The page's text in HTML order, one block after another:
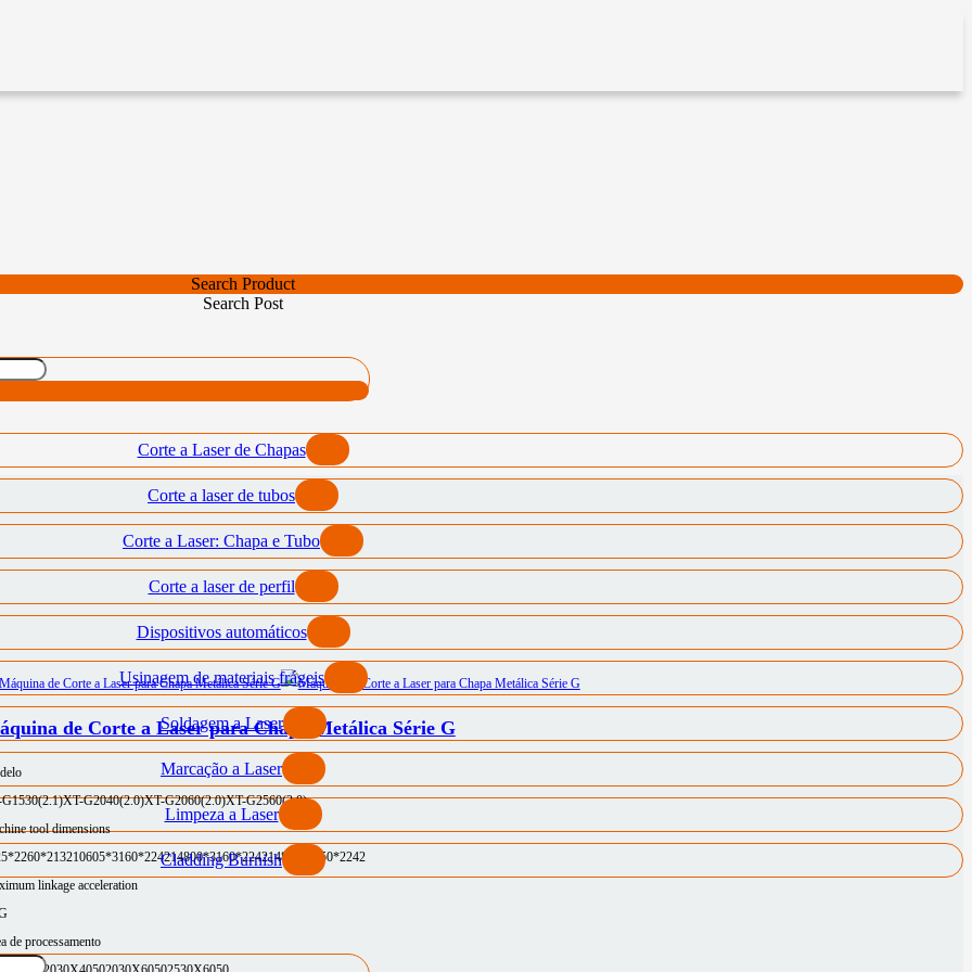
de Corte a Laser para Chapa Metálica Série G
XT-G2040(2.0)XT-G2060(2.0)XT-G2560(2.0)
tool dimensions
10605*3160*224214800*3160*224214800*3750*2242
linkage acceleration
de processamento
Search Product
Search Post
Corte a Laser de Chapas
Corte a laser de tubos
Corte a Laser: Chapa e Tubo
Corte a laser de perfil
Dispositivos automáticos
Usinagem de materiais frágeis
Soldagem a Laser
Marcação a Laser
Limpeza a Laser
Cladding Burnish